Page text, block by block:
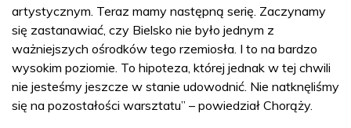
artystycznym. Teraz mamy następną serię. Zaczynamy
się zastanawiać, czy Bielsko nie było jednym z
ważniejszych ośrodków tego rzemiosła. I to na bardzo
wysokim poziomie. To hipoteza, której jednak w tej chwili
nie jesteśmy jeszcze w stanie udowodnić. Nie natknęliśmy
się na pozostałości warsztatu” – powiedział Chorąży.